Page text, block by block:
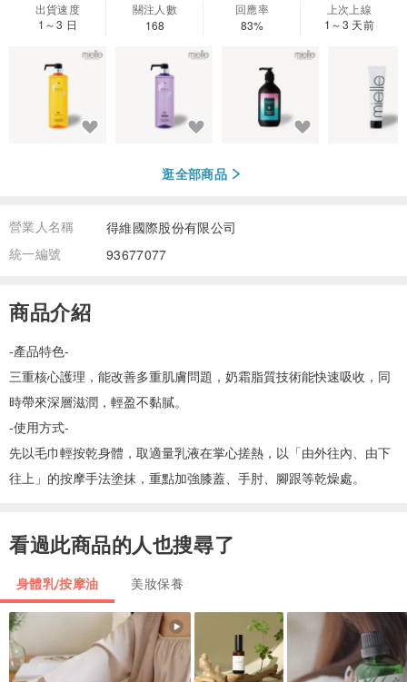
出貨速度
1～3 日
關注人數
168
回應率
83%
上次上線
1～3 天前
逛全部商品
營業人名稱
得維國際股份有限公司
統一編號
93677077
商品介紹
-產品特色-
三重核心護理，能改善多重肌膚問題，奶霜脂質技術能快速吸收，同
時帶來深層滋潤，輕盈不黏膩。
-使用方式-
先以毛巾輕按乾身體，取適量乳液在掌心搓熱，以「由外往內、由下
往上」的按摩手法塗抹，重點加強膝蓋、手肘、腳跟等乾燥處。
看過此商品的人也搜尋了
身體乳/按摩油 美妝保養